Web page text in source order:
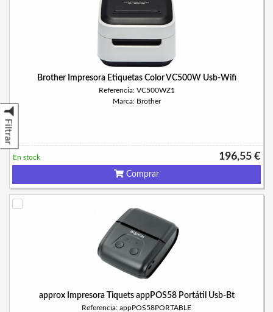
Filtrar
Brother Impresora Etiquetas Color VC500W Usb-Wifi
Referencia: VC500WZ1
Marca: Brother
196,55 €
En stock
Comprar
approx Impresora Tiquets appPOS58 Portátil Usb-Bt
Referencia: appPOS58PORTABLE